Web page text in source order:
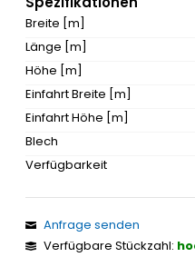
Breite [m]
Länge [m]
Höhe [m]
Einfahrt Breite [m]
Einfahrt Höhe [m]
Blech
Verfügbarkeit
Anfrage senden
Verfügbare Stückzahl: